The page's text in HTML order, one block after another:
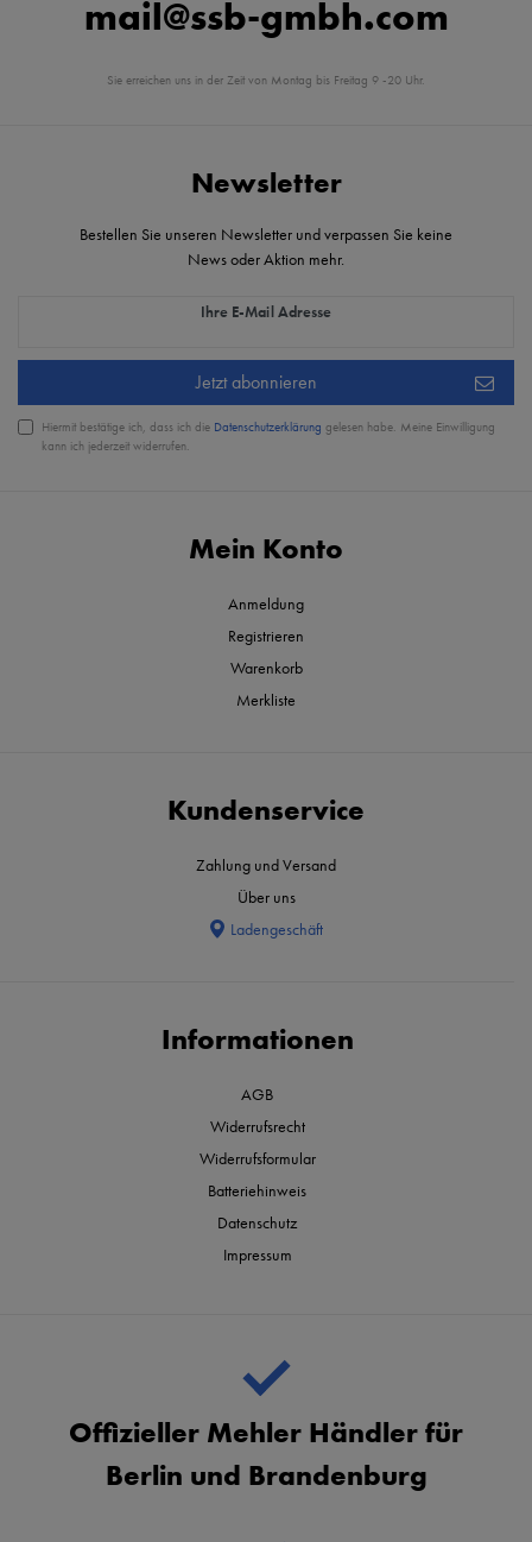
mail@ssb-gmbh.com
Sie erreichen uns in der Zeit von Montag bis Freitag 9 -20 Uhr.
Mein Konto
Anmeldung
Registrieren
Warenkorb
Merkliste
Kundenservice
Zahlung und Versand
Über uns
Ladengeschäft
Informationen
AGB
Widerrufsrecht
Widerrufsformular
Batteriehinweis
Datenschutz
Impressum
Newsletter
Bestellen Sie unseren Newsletter und verpassen Sie keine
News oder Aktion mehr.
Ihre E-Mail Adresse
Newsletter Honig
Jetzt abonnieren
Hiermit bestätige ich, dass ich die Daten­schutz­erklärung gelesen habe. Meine Einwilligung
kann ich jederzeit widerrufen.
Offizieller Mehler Händler für
Berlin und Brandenburg